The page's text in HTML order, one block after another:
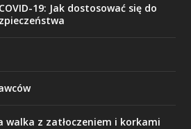
19: Jak dostosować się do
z zatłoczeniem i korkami